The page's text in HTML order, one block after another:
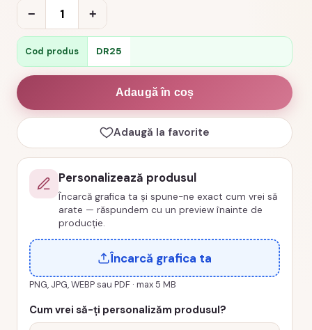
−
Cantitate
Cană
camp
more
worry
less,
cod
produs
DR25
+
Cod produs DR25
Adaugă în coș
Adaugă la favorite
Personalizează produsul
Încarcă grafica ta și spune-ne exact cum vrei să
arate — răspundem cu un preview înainte de
producție.
Încarcă grafica ta
PNG, JPG, WEBP sau PDF · max 5 MB
Cum vrei să-ți personalizăm produsul?